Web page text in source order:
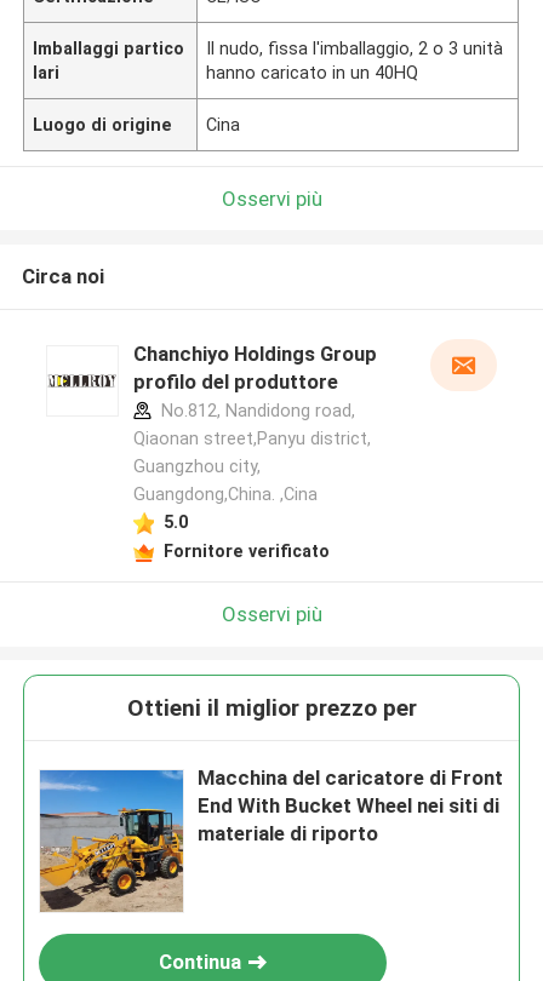
Imballaggi partico
lari
Il nudo, fissa l'imballaggio, 2 o 3 unità
hanno caricato in un 40HQ
Luogo di origine Cina
Osservi più
Circa noi
Chanchiyo Holdings Group
profilo del produttore
No.812, Nandidong road,
Qiaonan street,Panyu district,
Guangzhou city,
Guangdong,China. ,Cina
5.0
Fornitore verificato
Osservi più
Ottieni il miglior prezzo per
Macchina del caricatore di Front
End With Bucket Wheel nei siti di
materiale di riporto
Continua